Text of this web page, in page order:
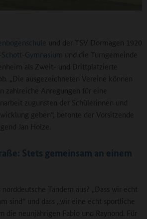
und der TSV Dormagen 1920
Gymnasium und die Turngemeinde
als Zweit- und Drittplatzierte
„Die ausgezeichneten Vereine können
zahlreiche Anregungen für eine
zugunsten der Schülerinnen und
geben“, betonte der Vorsitzende
Jan Holze.
Stets gemeinsam an einem
Tandem aus? „Dass wir echt
sind“ und dass „wir eine echt sportliche
die neunjährigen Fabio und Raynond. Für